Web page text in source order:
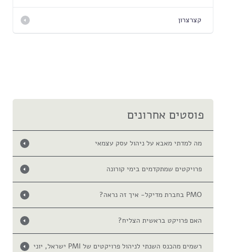
קצרצרון
פוסטים אחרונים
מה למדתי מאבא על ניהול עסק עצמאי
פרויקטים שמתקדמים בימי קורונה
PMO בחברת מדיקל- איך זה נראה?
האם פרויקט בראשית הצליח?
רשמים מהכנס השנתי לניהול פרויקטים של PMI ישראל, יוני